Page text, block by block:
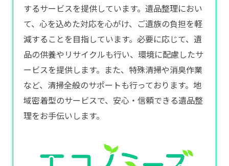
するサービスを提供しています。遺品整理におい
て、心を込めた対応を心がけ、ご遺族の負担を軽
減することを目指しています。必要に応じて、遺
品の供養やリサイクルも行い、環境に配慮したサ
ービスを提供します。また、特殊清掃や消臭作業
など、清掃全般のサポートも行っております。地
域密着型のサービスで、安心・信頼できる遺品整
理をお手伝いします。